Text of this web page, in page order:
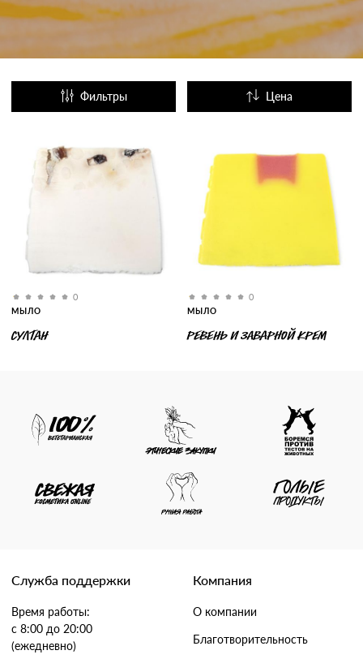
Фильтры Цена
Популярные
0
МЫЛО
СУЛТАН
0
МЫЛО
РЕВЕНЬ И ЗАВАРНОЙ КРЕМ
Служба поддержки
Время работы:
с 8:00 до 20:00
(ежедневно)
Компания
О компании
Благотворительность